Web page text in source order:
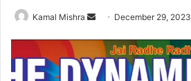
Kamal Mishra
Send
email
December 29, 2023